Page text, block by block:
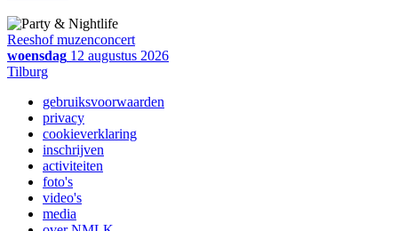
Reeshof muzenconcert
woensdag 12 augustus 2026
Tilburg
gebruiksvoorwaarden
privacy
cookieverklaring
inschrijven
activiteiten
foto's
video's
media